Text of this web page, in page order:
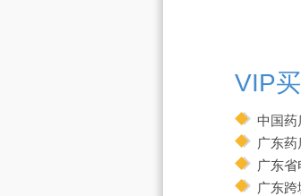
VIP
中国药
广东药
广东
广东